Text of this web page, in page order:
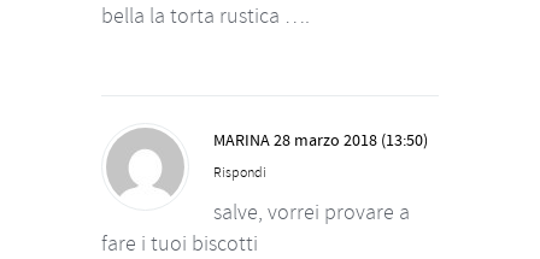
bella la torta rustica ….
MARINA28 marzo 2018 (13:50)
Rispondi
salve, vorrei provare a
fare i tuoi biscotti